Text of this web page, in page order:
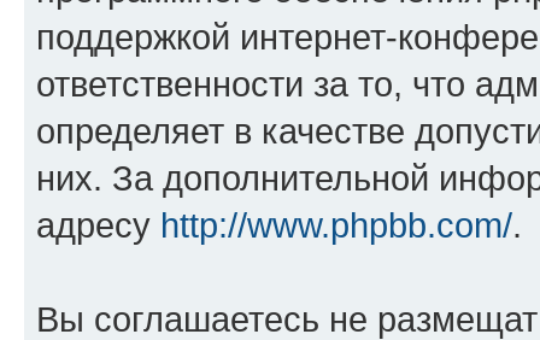
поддержкой интернет-
ответственности за то, что
определяет в качестве
них. За дополнительной
адресу http://www.phpbb.com/.
Вы соглашаетесь не